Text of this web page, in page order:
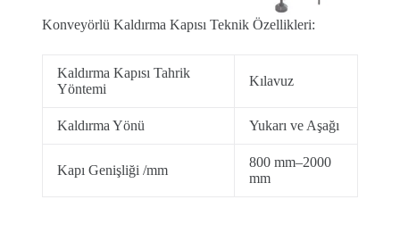
Konveyörlü Kaldırma Kapısı Teknik Özellikleri:
Kaldırma Kapısı Tahrik
Yöntemi
Kılavuz
Kaldırma Yönü Yukarı ve Aşağı
Kapı Genişliği /mm
800 mm–2000
mm